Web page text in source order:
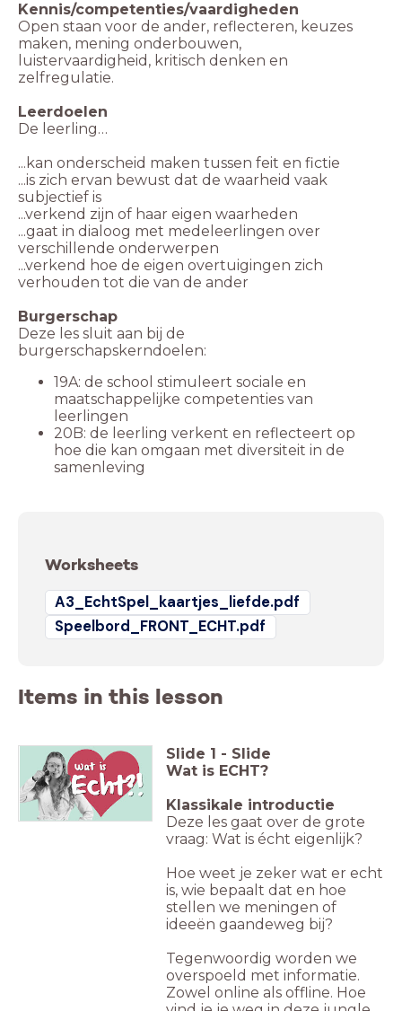
Kennis/competenties/vaardigheden
Open staan voor de ander, reflecteren, keuzes
maken, mening onderbouwen,
luistervaardigheid, kritisch denken en
zelfregulatie.
Leerdoelen
De leerling…
...kan onderscheid maken tussen feit en fictie
...is zich ervan bewust dat de waarheid vaak
subjectief is
...verkend zijn of haar eigen waarheden
...gaat in dialoog met medeleerlingen over
verschillende onderwerpen
...verkend hoe de eigen overtuigingen zich
verhouden tot die van de ander
Burgerschap
Deze les sluit aan bij de
burgerschapskerndoelen:
19A: de school stimuleert sociale en
maatschappelijke competenties van
leerlingen
20B: de leerling verkent en reflecteert op
hoe die kan omgaan met diversiteit in de
samenleving
Worksheets
A3_EchtSpel_kaartjes_liefde.pdf
Speelbord_FRONT_ECHT.pdf
Items in this lesson
Slide 1 - Slide
Wat is ECHT?
Klassikale introductie
Deze les gaat over de grote
vraag: Wat is écht eigenlijk?
Hoe weet je zeker wat er echt
is, wie bepaalt dat en hoe
stellen we meningen of
ideeën gaandeweg bij?
Tegenwoordig worden we
overspoeld met informatie.
Zowel online als offline. Hoe